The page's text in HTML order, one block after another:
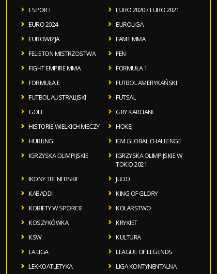
ESPORT
EURO 2020 / EURO 2021
EURO 2024
EUROLIGA
EUROWIZJA
FAME MMA
FELIETON MISTRZOSTWA
FEN
FIGHT EMPIRE MMA
FORMUŁA 1
FORMUŁA E
FUTBOL AMERYKAŃSKI
FUTBOL AUSTRALIJSKI
FUTSAL
GOLF
GRY KARCIANE
HISTORIE WIELKICH MECZY
HOKEJ
HURLING
IEM GLOBAL CHALLENGE
IGRZYSKA OLIMPIJSKIE
IGRZYSKA OLIMPIJSKIE W
TOKIO 2021
IKONY TRENERSKIE
JUDO
KABADDI
KING OF GLORY
KOBIETY W SPORCIE
KOLARSTWO
KOSZYKÓWKA
KRYKIET
KSW
KULTURA
LA LIGA
LEAGUE OF LEGENDS
LEKKOATLETYKA
LIGA KONTYNENTALNA